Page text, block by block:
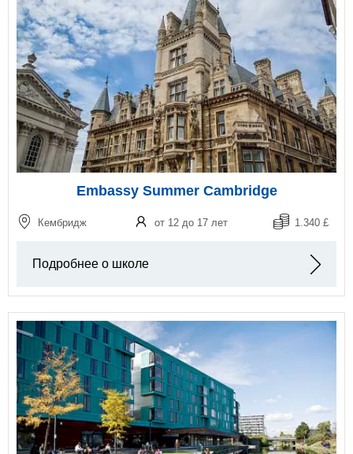
Embassy Summer Cambridge
Кембридж от 12 до 17 лет 1.340 £
Подробнее о школе